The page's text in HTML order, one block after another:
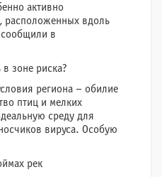
активно
расположенных вдоль
сообщили в
в зоне риска?
региона – обилие
птиц и мелких
среду для
вируса. Особую
рек